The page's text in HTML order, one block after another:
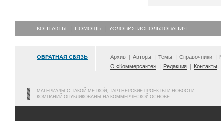
КОНТАКТЫ ПОМОЩЬ УСЛОВИЯ ИСПОЛЬЗОВАНИЯ
ОБРАТНАЯ СВЯЗЬ Архив Авторы Темы Справочники
О «Коммерсанте»
Редакция Контакты
МАТЕРИАЛЫ С ТАКОЙ МЕТКОЙ, ПАРТНЕРСКИЕ ПРОЕКТЫ И НОВОСТИ
КОМПАНИЙ ОПУБЛИКОВАНЫ НА КОММЕРЧЕСКОЙ ОСНОВЕ